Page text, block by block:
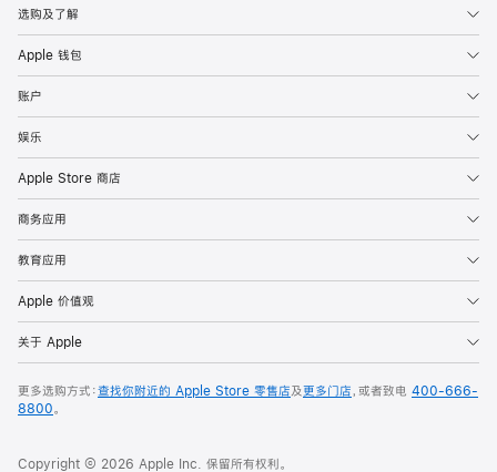
选购及了解
Apple 钱包
账户
娱乐
Apple Store 商店
商务应用
教育应用
Apple 价值观
关于 Apple
更多选购方式：查找你附近的 Apple Store 零售店及更多门店，或者致电 400-666-
8800。
Copyright © 2026 Apple Inc. 保留所有权利。